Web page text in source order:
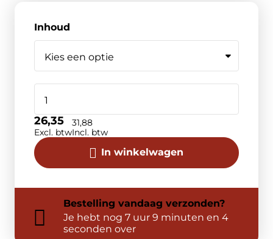
Inhoud
In winkelwagen
26,35
Excl. btw
31,88
Incl. btw
Bestelling vandaag verzonden?
Je hebt nog 7 uur 9 minuten en 4
seconden over